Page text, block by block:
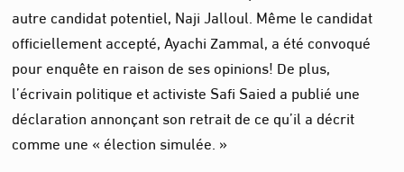
autre candidat potentiel, Naji Jalloul. Même le candidat
officiellement accepté, Ayachi Zammal, a été convoqué
pour enquête en raison de ses opinions! De plus,
l’écrivain politique et activiste Safi Saied a publié une
déclaration annonçant son retrait de ce qu’il a décrit
comme une « élection simulée. »